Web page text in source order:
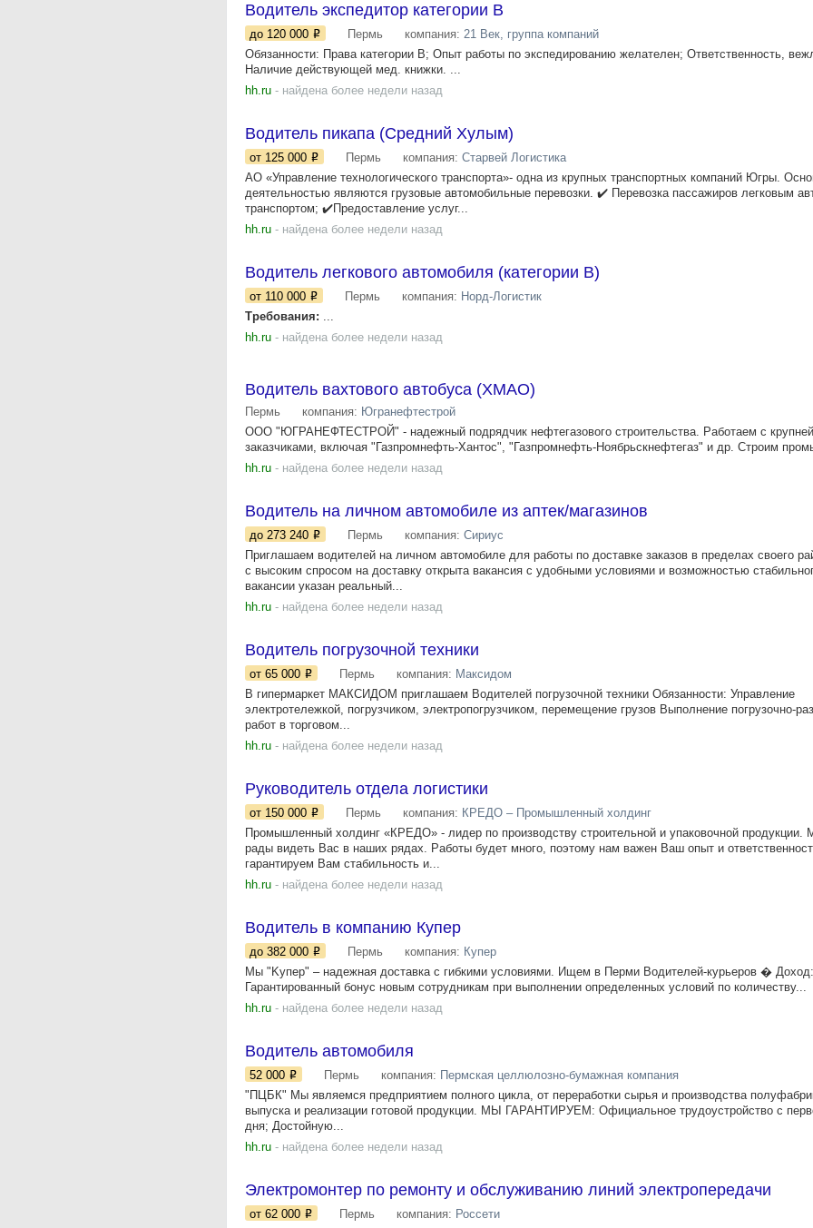
Водитель экспедитор категории В
до 120 000 Пермь компания: 21 Век, группа компаний
Обязанности: Права категории В; Опыт работы по экспедированию желателен; Ответственность,
Наличие действующей мед. книжки. ...
hh.ru - найдена более недели назад
Водитель пикапа (Средний Хулым)
от 125 000 Пермь компания: Старвей Логистика
АО «Управление технологического транспорта»- одна из крупных транспортных компаний Югры.
деятельностью являются грузовые автомобильные перевозки. ✔️ Перевозка пассажиров легковым
транспортом; ✔️Предоставление услуг...
hh.ru - найдена более недели назад
Водитель легкового автомобиля (категории В)
от 110 000 Пермь компания: Норд-Логистик
Требования: ...
hh.ru - найдена более недели назад
Водитель вахтового автобуса (ХМАО)
Пермь компания: Югранефтестрой
ООО "ЮГРАНЕФТЕСТРОЙ" - надежный подрядчик нефтегазового строительства. Работаем с
заказчиками, включая "Газпромнефть-Хантос", "Газпромнефть-Ноябрьскнефтегаз" и др. Строим
hh.ru - найдена более недели назад
Водитель на личном автомобиле из аптек/магазинов
до 273 240 Пермь компания: Сириус
Приглашаем водителей на личном автомобиле для работы по доставке заказов в пределах своего
с высоким спросом на доставку открыта вакансия с удобными условиями и возможностью
вакансии указан реальный...
hh.ru - найдена более недели назад
Водитель погрузочной техники
от 65 000 Пермь компания: Максидом
В гипермаркет МАКСИДОМ приглашаем Водителей погрузочной техники Обязанности: Управление
электротележкой, погрузчиком, электропогрузчиком, перемещение грузов Выполнение погрузочно-
работ в торговом...
hh.ru - найдена более недели назад
Руководитель отдела логистики
от 150 000 Пермь компания: КРЕДО – Промышленный холдинг
Промышленный холдинг «КРЕДО» - лидер по производству строительной и упаковочной продукции.
рады видеть Вас в наших рядах. Работы будет много, поэтому нам важен Ваш опыт и
гарантируем Вам стабильность и...
hh.ru - найдена более недели назад
Водитель в компанию Купер
до 382 000 Пермь компания: Купер
Mы "Kупep" – нaдежная доcтaвка с гибкими услoвиями. Ищем в Перми Водителей-курьеpов � Дoхoд:
Гарантированный бонус новым сотрудникам при выполнении определенных условий по количеству...
hh.ru - найдена более недели назад
Водитель автомобиля
52 000 Пермь компания: Пермская целлюлозно-бумажная компания
"ПЦБК" Мы являемся предприятием полного цикла, от переработки сырья и производства
выпуска и реализации готовой продукции. МЫ ГАРАНТИРУЕМ: Официальное трудоустройство с
дня; Достойную...
hh.ru - найдена более недели назад
Электромонтер по ремонту и обслуживанию линий электропередачи
от 62 000 Пермь компания: Россети